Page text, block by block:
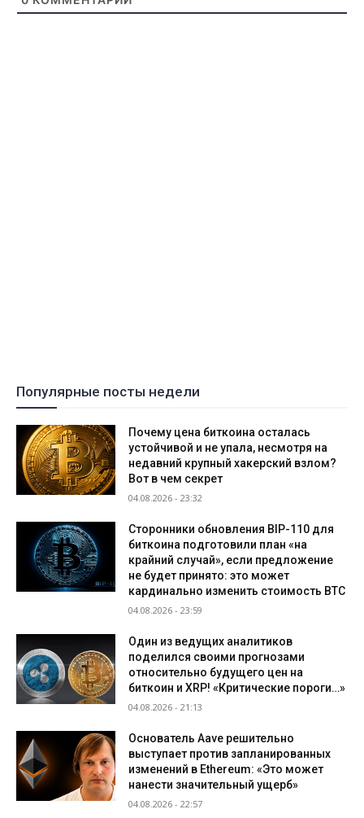
Популярные посты недели
Почему цена биткоина осталась
устойчивой и не упала, несмотря на
недавний крупный хакерский взлом?
Вот в чем секрет
04.08.2026 - 23:32
Сторонники обновления BIP-110 для
биткоина подготовили план «на
крайний случай», если предложение
не будет принято: это может
кардинально изменить стоимость BTC
04.08.2026 - 23:59
Один из ведущих аналитиков
поделился своими прогнозами
относительно будущего цен на
биткоин и XRP! «Критические пороги…»
04.08.2026 - 21:13
Основатель Aave решительно
выступает против запланированных
изменений в Ethereum: «Это может
нанести значительный ущерб»
04.08.2026 - 22:57